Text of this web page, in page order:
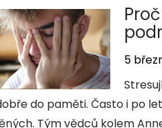
5
do paměti. Často i po
Tým vědců kolem